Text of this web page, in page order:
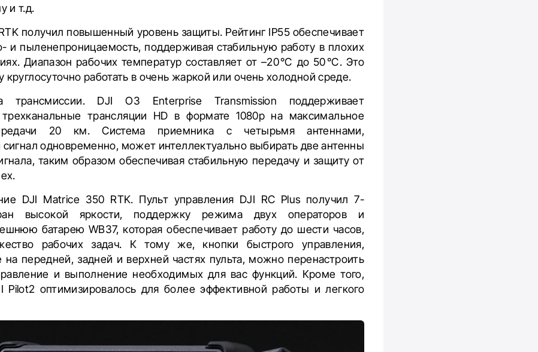
и т.д.
получил повышенный уровень защиты. Рейтинг IP55 обеспечивает
и пыленепроницаемость, поддерживая стабильную работу в плохих
Диапазон рабочих температур составляет от –20℃ до 50℃. Это
круглосуточно работать в очень жаркой или очень холодной среде.
трансмиссии. DJI O3 Enterprise Transmission поддерживает
трансляции HD в формате 1080p на максимальное
20 км. Система приемника с четырьмя антеннами,
одновременно, может интеллектуально выбирать две антенны
таким образом обеспечивая стабильную передачу и защиту от
DJI Matrice 350 RTK. Пульт управления DJI RC Plus получил 7-
высокой яркости, поддержку режима двух операторов и
батарею WB37, которая обеспечивает работу до шести часов,
рабочих задач. К тому же, кнопки быстрого управления,
передней, задней и верхней частях пульта, можно перенастроить
и выполнение необходимых для вас функций. Кроме того,
Pilot2 оптимизировалось для более эффективной работы и легкого